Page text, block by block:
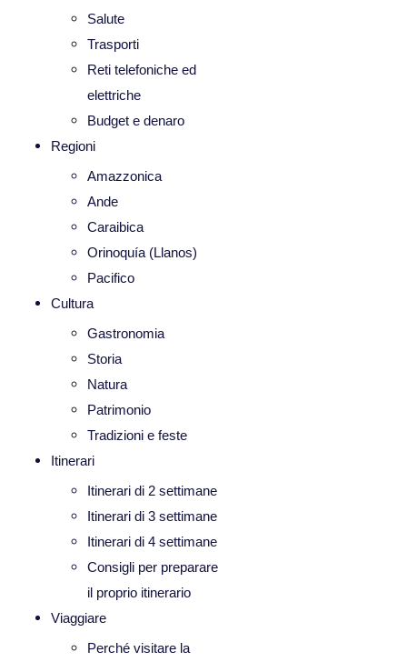
Salute
Trasporti
Reti telefoniche ed
elettriche
Budget e denaro
Regioni
Amazzonica
Ande
Caraibica
Orinoquía (Llanos)
Pacifico
Cultura
Gastronomia
Storia
Natura
Patrimonio
Tradizioni e feste
Itinerari
Itinerari di 2 settimane
Itinerari di 3 settimane
Itinerari di 4 settimane
Consigli per preparare
il proprio itinerario
Viaggiare
Perché visitare la